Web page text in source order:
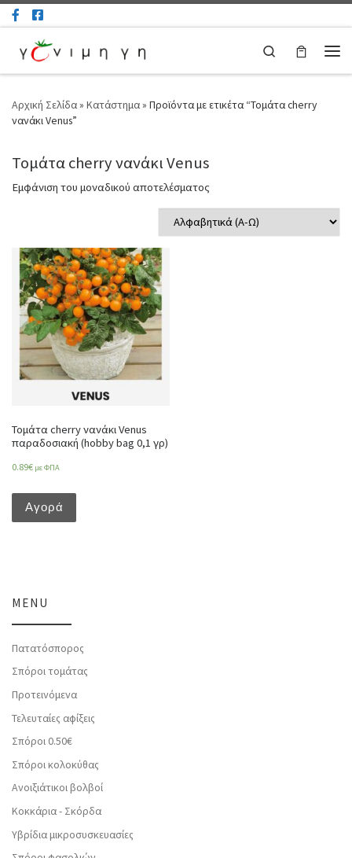
Μετάβαση στο περιεχόμενο
Search
Αρχική Σελίδα» Κατάστημα» Προϊόντα με ετικέτα “Τομάτα cherry
νανάκι Venus”
Τομάτα cherry νανάκι Venus
Εμφάνιση του μοναδικού αποτελέσματος
Τομάτα cherry νανάκι Venus
παραδοσιακή (hobby bag 0,1 γρ)
0.89€ με ΦΠΑ
Αγορά
MENU
Πατατόσπορος
Σπόροι τομάτας
Προτεινόμενα
Τελευταίες αφίξεις
Σπόροι 0.50€
Σπόροι κολοκύθας
Ανοιξιάτικοι βολβοί
Κοκκάρια - Σκόρδα
Υβρίδια μικροσυσκευασίες